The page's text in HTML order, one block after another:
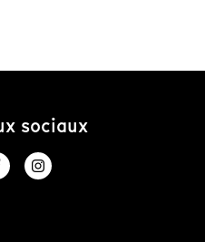
sociaux